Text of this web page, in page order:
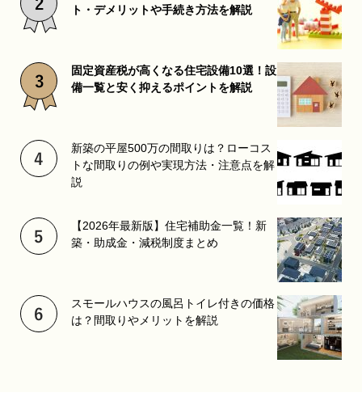
ト・デメリットや手続き方法を解説
固定資産税が高くなる住宅設備10選！設
備一覧と安く抑えるポイントを解説
新築の平屋500万の間取りは？ローコス
トな間取りの例や実現方法・注意点を解
説
【2026年最新版】住宅補助金一覧！新
築・助成金・減税制度まとめ
スモールハウスの風呂トイレ付きの価格
は？間取りやメリットを解説